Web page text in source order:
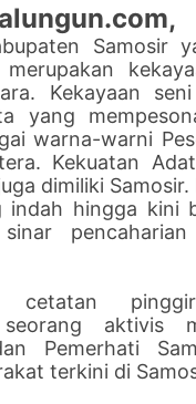
Samosir
Kekayaan
yang
warna-warni
Kekuatan
dimiliki
indah hingga kini
sinar
pinggir
seorang aktivis
Pemerhati
terkini di